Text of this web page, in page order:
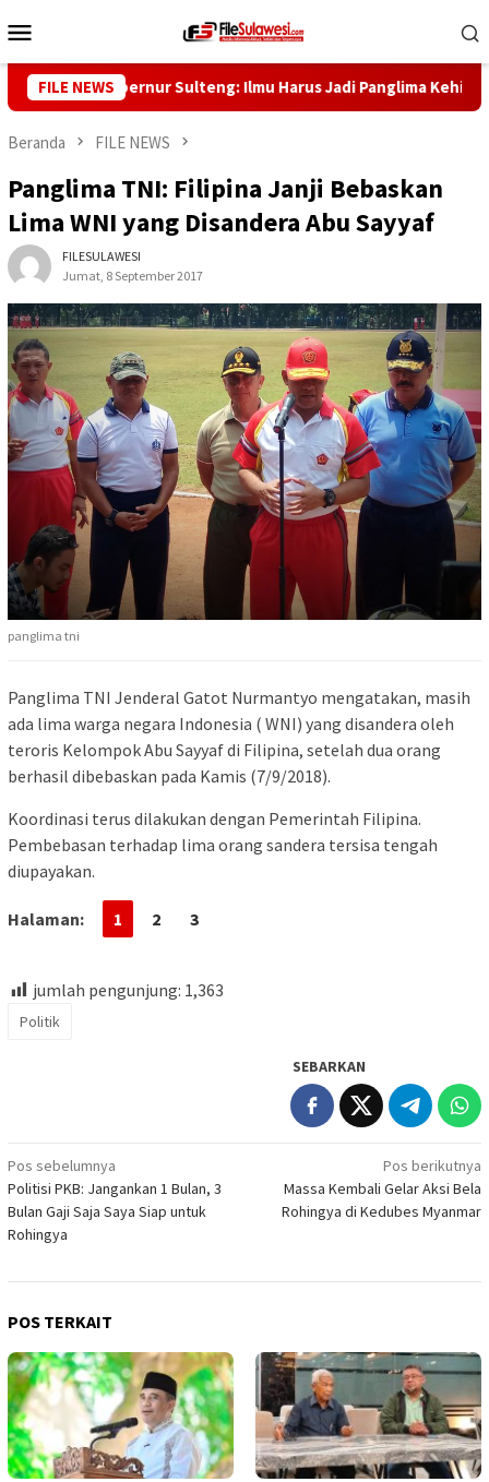
ke
Mobile
FILE NEWS
Gubernur Sulteng: Ilmu Harus Jadi Panglima Kehidupan
Beranda FILE NEWS
Panglima TNI: Filipina Janji Bebaskan
Lima WNI yang Disandera Abu Sayyaf
FILESULAWESI
Jumat, 8 September 2017
panglima tni
Panglima TNI Jenderal Gatot Nurmantyo mengatakan, masih
ada lima warga negara Indonesia ( WNI) yang disandera oleh
teroris Kelompok Abu Sayyaf di Filipina, setelah dua orang
berhasil dibebaskan pada Kamis (7/9/2018).
Koordinasi terus dilakukan dengan Pemerintah Filipina.
Pembebasan terhadap lima orang sandera tersisa tengah
diupayakan.
Halaman: 1 2 3
jumlah pengunjung: 1,363
Politik
SEBARKAN
Navigasi
pos
Pos sebelumnya
Politisi PKB: Jangankan 1 Bulan, 3
Bulan Gaji Saja Saya Siap untuk
Rohingya
Pos berikutnya
Massa Kembali Gelar Aksi Bela
Rohingya di Kedubes Myanmar
POS TERKAIT